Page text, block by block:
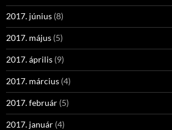
2017. június (8)
2017. május (5)
2017. április (9)
2017. március (4)
2017. február (5)
2017. január (4)